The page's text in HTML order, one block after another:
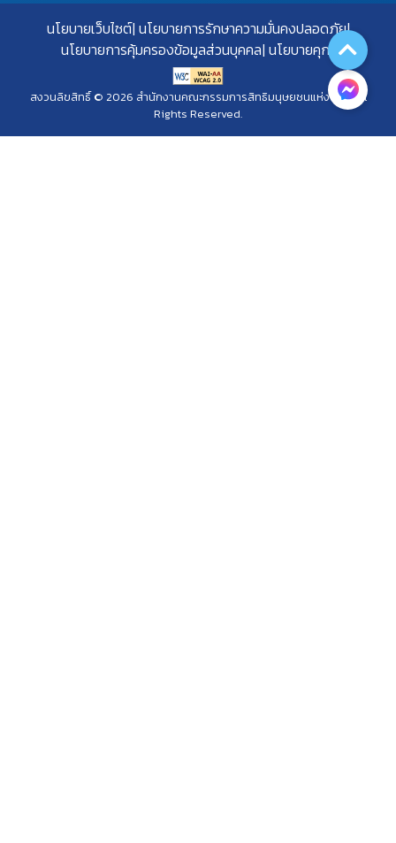
นโยบายเว็บไซต์ นโยบายการรักษาความมั่นคงปลอดภัย
นโยบายการคุ้มครองข้อมูลส่วนบุคคล นโยบายคุกกี้
สงวนลิขสิทธิ์ © 2026 สำนักงานคณะกรรมการสิทธิมนุษยชนแห่งชาติ. All
Rights Reserved.